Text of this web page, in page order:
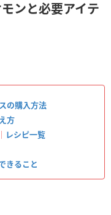
ンと必要アイテ
の購入方法
方
｜ レシピ一覧
きること